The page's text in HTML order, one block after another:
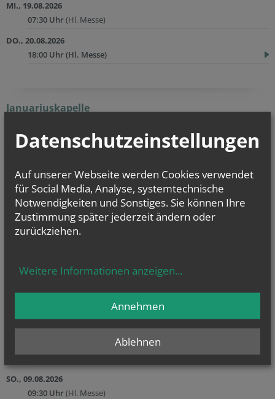
MI., 19.08.2026
07:30 Uhr(Hl. Messe)
DO., 20.08.2026
18:00 Uhr(Hl. Messe)
Januariuskapelle
SO., 09.08.2026
SO., 16.08.2026
12:00 Uhr(Hl. Messe)
DO., 06.08.2026
18:00 Uhr(Hl. Messe)
18:00 Uhr(Vorabendmesse)
SO., 09.08.2026
09:30 Uhr(Hl. Messe)
Datenschutzeinstellungen
Auf unserer Webseite werden Cookies verwendet
für Social Media, Analyse, systemtechnische
Notwendigkeiten und Sonstiges. Sie können Ihre
Zustimmung später jederzeit ändern oder
zurückziehen.
Weitere Informationen anzeigen...
Ablehnen
Annehmen